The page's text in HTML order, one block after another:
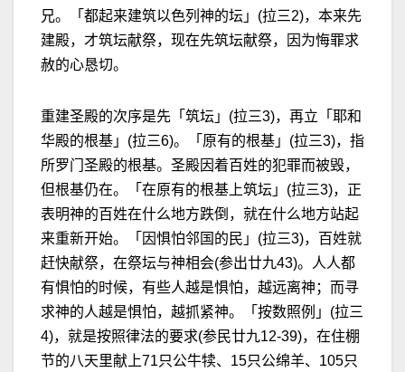
兄。「都起来建筑以色列神的坛」(拉三2)，本来先
建殿，才筑坛献祭，现在先筑坛献祭，因为悔罪求
赦的心恳切。
重建圣殿的次序是先「筑坛」(拉三3)，再立「耶和
华殿的根基」(拉三6)。「原有的根基」(拉三3)，指
所罗门圣殿的根基。圣殿因着百姓的犯罪而被毁，
但根基仍在。「在原有的根基上筑坛」(拉三3)，正
表明神的百姓在什么地方跌倒，就在什么地方站起
来重新开始。「因惧怕邻国的民」(拉三3)，百姓就
赶快献祭，在祭坛与神相会(参出廿九43)。人人都
有惧怕的时候，有些人越是惧怕，越远离神；而寻
求神的人越是惧怕，越抓紧神。「按数照例」(拉三
4)，就是按照律法的要求(参民廿九12-39)，在住棚
节的八天里献上71只公牛犊、15只公绵羊、105只